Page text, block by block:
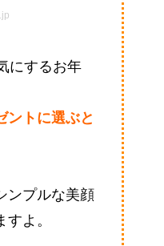
にするお年
ントに選ぶと
ンプルな美顔
よ。